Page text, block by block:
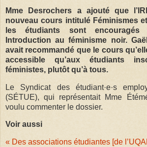
Mme Desrochers a ajouté que
nouveau cours intitulé Féminismes
les étudiants sont
Introduction au féminisme noir.
avait recommandé que le cours
accessible qu’aux étudiants
féministes, plutôt qu’à tous.
Le Syndicat des étudiant·e·s
(SÉTUE), qui représentait Mme
voulu commenter le dossier.
Voir aussi
« Des associations étudiantes [de